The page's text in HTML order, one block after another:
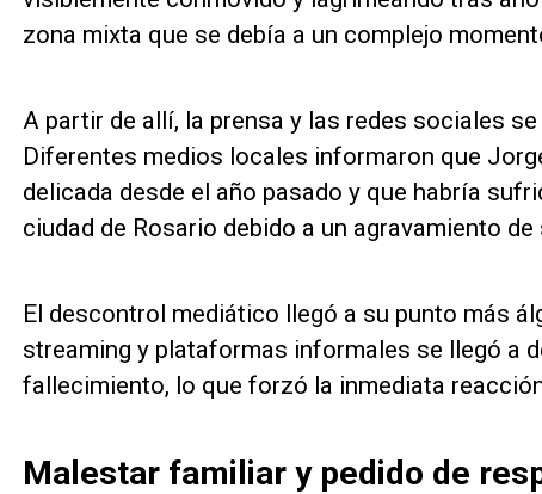
zona mixta que se debía a un complejo
A partir de allí, la prensa y las redes sociales
Diferentes medios locales informaron que
delicada desde el año pasado y que habría
ciudad de Rosario debido a un agravamiento
El descontrol mediático llegó a su punto más
streaming y plataformas informales se llegó a
fallecimiento, lo que forzó la inmediata
Malestar familiar y pedido de